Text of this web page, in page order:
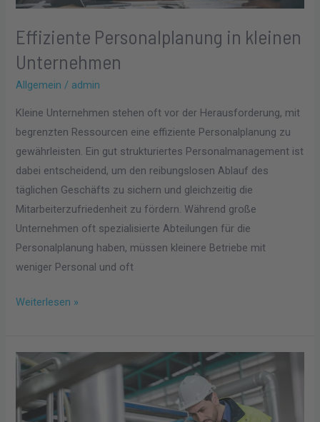
Effiziente Personalplanung in kleinen
Unternehmen
Allgemein / admin
Kleine Unternehmen stehen oft vor der Herausforderung, mit
begrenzten Ressourcen eine effiziente Personalplanung zu
gewährleisten. Ein gut strukturiertes Personalmanagement ist
dabei entscheidend, um den reibungslosen Ablauf des
täglichen Geschäfts zu sichern und gleichzeitig die
Mitarbeiterzufriedenheit zu fördern. Während große
Unternehmen oft spezialisierte Abteilungen für die
Personalplanung haben, müssen kleinere Betriebe mit
weniger Personal und oft
Weiterlesen »
Effiziente
Wasserversorgung
industrielle